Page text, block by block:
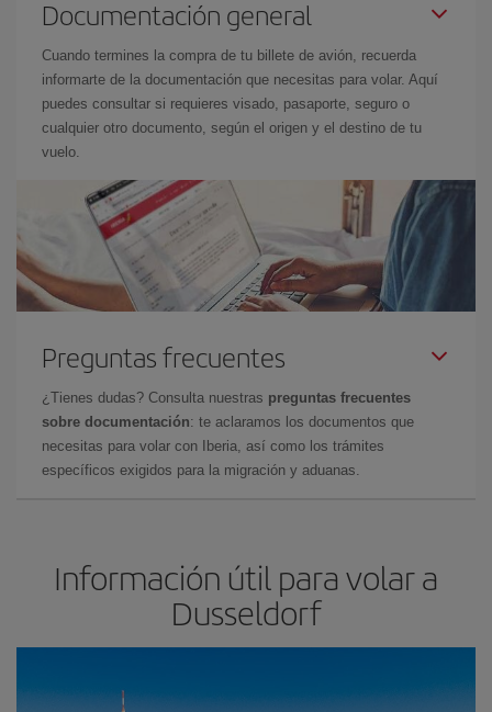
Documentación general
Cuando termines la compra de tu billete de avión, recuerda
informarte de la documentación que necesitas para volar. Aquí
puedes consultar si requieres visado, pasaporte, seguro o
cualquier otro documento, según el origen y el destino de tu
vuelo.
Preguntas frecuentes
¿Tienes dudas? Consulta nuestras preguntas frecuentes
sobre documentación: te aclaramos los documentos que
necesitas para volar con Iberia, así como los trámites
específicos exigidos para la migración y aduanas.
Información útil para volar a
Dusseldorf